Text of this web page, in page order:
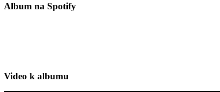
Album na Spotify
Video k albumu